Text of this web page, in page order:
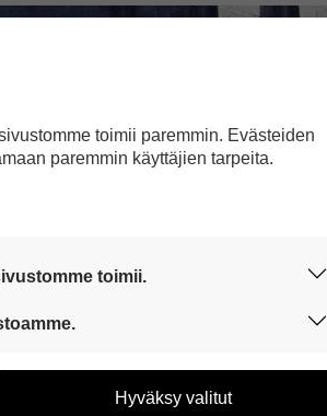
toimii paremmin. Evästeiden
paremmin käyttäjien tarpeita.
toimii.
voi käyttää sujuvasti ja turvallisesti.
käyttäjien tarpeita. Tietoa kerätään
ja miten sivuilla liikutaan. Emme
Hyväksy valitut